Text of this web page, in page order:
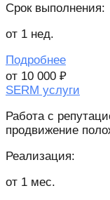
Срок выполнения:
от 1 нед.
Подробнее
от 10 000 ₽
SERM услуги
Работа с
продвижение
Реализация:
от 1 мес.